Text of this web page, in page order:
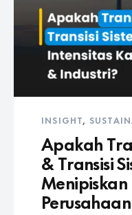
INSIGHT,
Apakah
& Transisi